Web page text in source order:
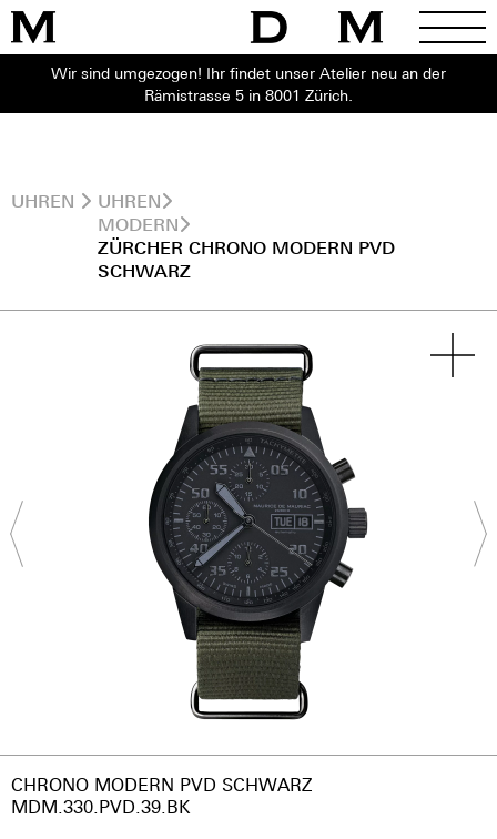
Wir sind umgezogen! Ihr findet unser Atelier neu an der
Rämistrasse 5 in 8001 Zürich.
UHREN
UHREN
MODERN
ZÜRCHER CHRONO MODERN PVD
SCHWARZ
CHRONO MODERN PVD SCHWARZ
MDM.330.PVD.39.BK